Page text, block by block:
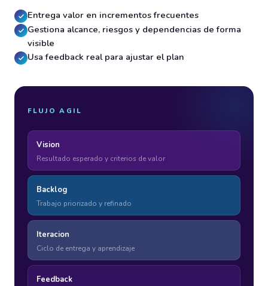
Entrega valor en incrementos frecuentes
Gestiona alcance, riesgos y dependencias de forma
visible
Usa feedback real para ajustar el plan
FLUJO AGIL
Vision
Resultado esperado y criterios de valor
Backlog
Trabajo priorizado y refinado
Iteracion
Ciclo de entrega y aprendizaje
Feedback